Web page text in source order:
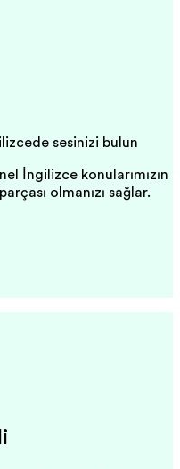
sesinizi bulun
İngilizce konularımızın
olmanızı sağlar.